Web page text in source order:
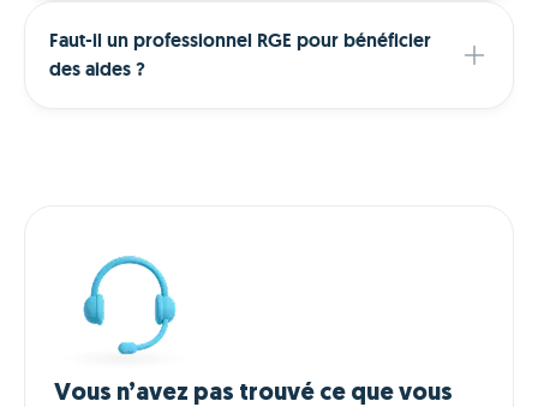
Faut-il un professionnel RGE pour bénéficier
des aides ?
Vous n’avez pas trouvé ce que vous